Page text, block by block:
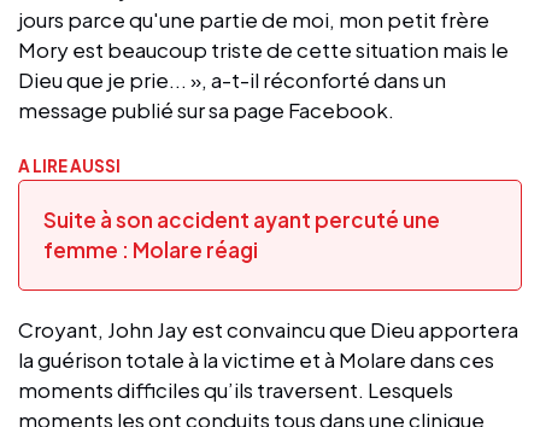
jours parce qu'une partie de moi, mon petit frère
Mory est beaucoup triste de cette situation mais le
Dieu que je prie... », a-t-il réconforté dans un
message publié sur sa page Facebook.
A LIRE AUSSI
Suite à son accident ayant percuté une
femme : Molare réagi
Croyant, John Jay est convaincu que Dieu apportera
la guérison totale à la victime et à Molare dans ces
moments difficiles qu’ils traversent. Lesquels
moments les ont conduits tous dans une clinique